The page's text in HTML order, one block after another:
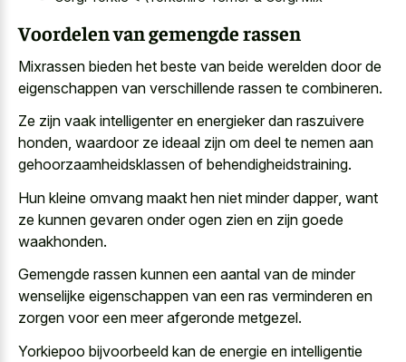
Voordelen van gemengde rassen
Mixrassen bieden het beste van beide werelden door de
eigenschappen van verschillende rassen te combineren.
Ze zijn vaak intelligenter en energieker dan raszuivere
honden, waardoor ze ideaal zijn om deel te nemen aan
gehoorzaamheidsklassen of behendigheidstraining.
Hun kleine omvang maakt hen niet minder dapper, want
ze kunnen gevaren onderogen zien en zijn goede
waakhonden.
Gemengde rassen kunnen een aantal van de minder
wenselijke eigenschappen van een ras verminderen en
zorgen voor een meer afgeronde metgezel.
Yorkiepoo bijvoorbeeld kan de energie en intelligentie